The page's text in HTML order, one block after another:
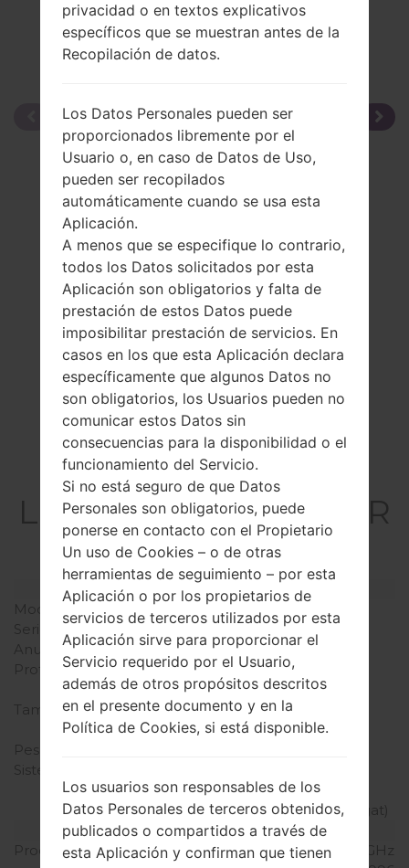
La especificación
LGH820PR(LGH820PR
) akaLG G5
Modelo y sus características
Modelo
LGH820PR
Serie
LG G5
Anunciado
Abril, 2016
Profundidad
7.7 milímetros (0.30
pulgadas)
Tamaño (dimensiones)
149.4 x 73.9 milímetros
(5.88 x 2.91 pulgadas)
Peso
Sistema de operación
(Marshmallow),
actualizable a 7.0 (Nougat)
Hardware
Procesador
2x2.15 GHz Kryo & 2x1.6 GHz
privacidad o en textos explicativos
específicos que se muestran antes de la
Recopilación de datos.
Los Datos Personales pueden ser
proporcionados libremente por el
Usuario o, en caso de Datos de Uso,
pueden ser recopilados
automáticamente cuando se usa esta
Aplicación.
A menos que se especifique lo contrario,
todos los Datos solicitados por esta
Aplicación son obligatorios y falta de
prestación de estos Datos puede
imposibilitar prestación de servicios. En
casos en los que esta Aplicación declara
específicamente que algunos Datos no
son obligatorios, los Usuarios pueden no
comunicar estos Datos sin
consecuencias para la disponibilidad o el
funcionamiento del Servicio.
Si no está seguro de que Datos
Personales son obligatorios, puede
ponerse en contacto con el Propietario
Un uso de Cookies – o de otras
herramientas de seguimiento – por esta
Aplicación o por los propietarios de
servicios de terceros utilizados por esta
Aplicación sirve para proporcionar el
Servicio requerido por el Usuario,
además de otros propósitos descritos
en el presente documento y en la
Política de Cookies, si está disponible.
Los usuarios son responsables de los
Datos Personales de terceros obtenidos,
publicados o compartidos a través de
esta Aplicación y confirman que tienen